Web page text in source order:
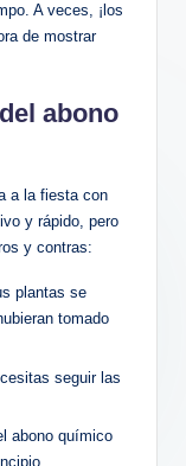
A veces, ¡los
de mostrar
abono
a la fiesta con
y rápido, pero
y contras:
plantas se
tomado
seguir las
abono químico